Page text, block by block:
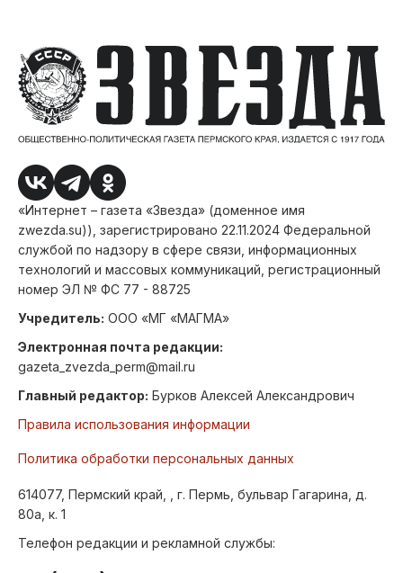
«Интернет – газета «Звезда» (доменное имя
zwezda.su)), зарегистрировано 22.11.2024 Федеральной
службой по надзору в сфере связи, информационных
технологий и массовых коммуникаций, регистрационный
номер ЭЛ № ФС 77 - 88725
Учредитель: ООО «МГ «МАГМА»
Электронная почта редакции:
gazeta_zvezda_perm@mail.ru
Главный редактор: Бурков Алексей Александрович
Правила использования информации
Политика обработки персональных данных
614077, Пермский край, , г. Пермь, бульвар Гагарина, д.
80а, к. 1
Телефон редакции и рекламной службы: